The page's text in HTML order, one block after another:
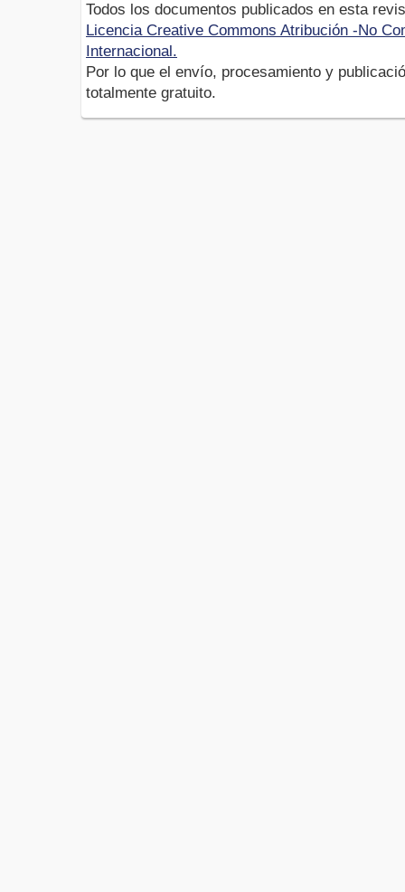
Todos los documentos publicados en esta
Licencia Creative Commons Atribución -No
Internacional.
Por lo que el envío, procesamiento y
totalmente gratuito.